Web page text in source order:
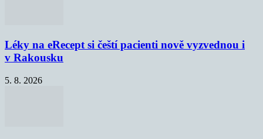
Léky na eRecept si čeští pacienti nově vyzvednou i
v Rakousku
5. 8. 2026